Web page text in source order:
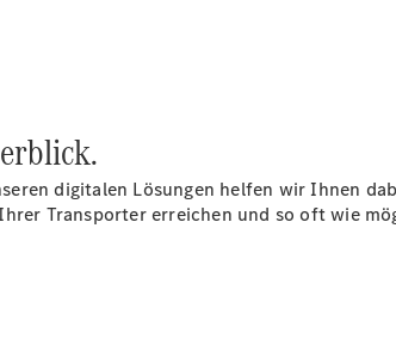
digitalen Lösungen helfen wir Ihnen
Transporter erreichen und so oft wie